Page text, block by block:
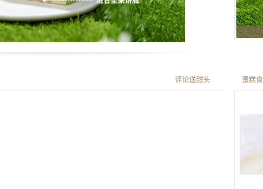
评论送甜头 蛋糕